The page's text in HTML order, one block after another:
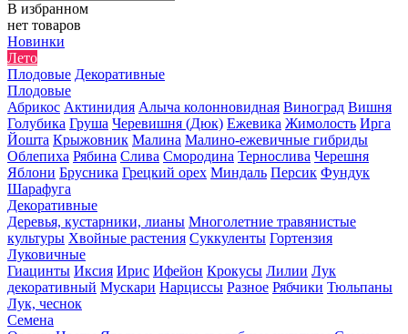
В избранном
нет товаров
Новинки
Лето
Плодовые Декоративные
Плодовые
Абрикос Актинидия Алыча колонновидная Виноград Вишня
Голубика Груша Черевишня (Дюк) Ежевика Жимолость Ирга
Йошта Крыжовник Малина Малино-ежевичные гибриды
Облепиха Рябина Слива Смородина Тернослива Черешня
Яблони Брусника Грецкий орех Миндаль Персик Фундук
Шарафуга
Декоративные
Деревья, кустарники, лианы Многолетние травянистые
культуры Хвойные растения Суккуленты Гортензия
Луковичные
Гиацинты Иксия Ирис Ифейон Крокусы Лилии Лук
декоративный Мускари Нарциссы Разное Рябчики Тюльпаны
Лук, чеснок
Семена